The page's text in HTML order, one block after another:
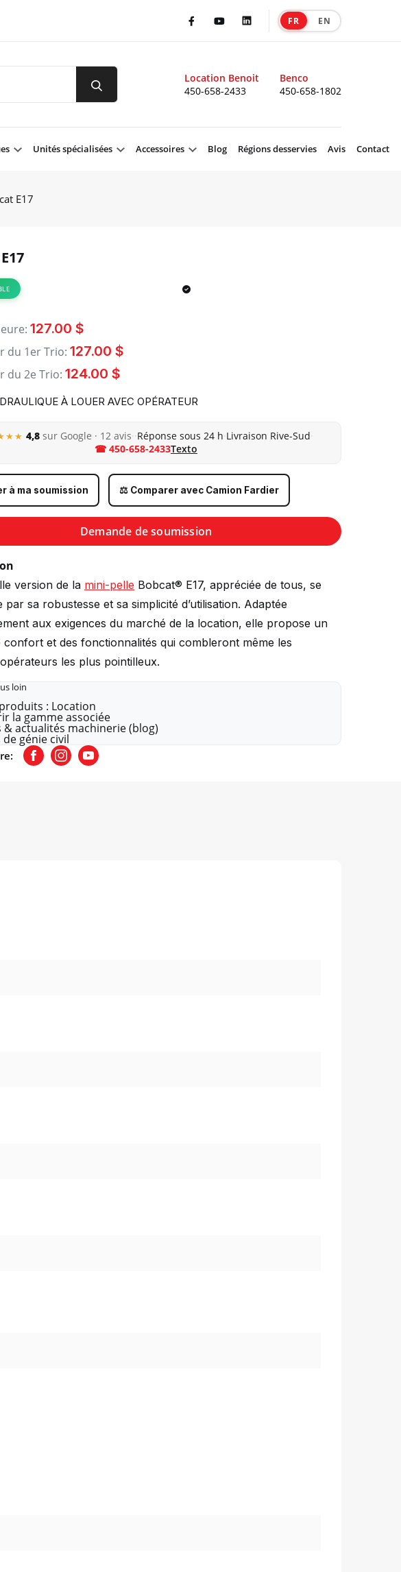
FacebookYoutubeLinkedIn FR | EN
Location Benoit
450-658-2433
Benco
450-658-1802
Unités spécialisées Accessoires Blog Régions desservies Avis Contact
E17
127.00 $
du 1er Trio: 127.00 $
du 2e Trio: 124.00 $
À LOUER AVEC OPÉRATEUR
4,8 sur Google · 12 avis··Réponse sous 24 h·Livraison Rive-Sud·
☎ 450-658-2433Texto
à ma soumission ⚖️ Comparer avec Camion Fardier
Demande de soumission
version de la mini-pelle Bobcat® E17, appréciée de tous, se
par sa robustesse et sa simplicité d’utilisation. Adaptée
aux exigences du marché de la location, elle propose un
confort et des fonctionnalités qui combleront même les
les plus pointilleux.
loin
: Location
la gamme associée
& actualités machinerie (blog)
de génie civil
FacebookInstagramYoutube